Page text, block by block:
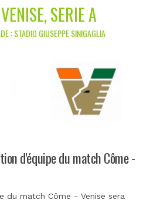
SERIE A
: STADIO GIUSEPPE SINIGAGLIA
d'équipe du match Côme -
du match Côme - Venise sera